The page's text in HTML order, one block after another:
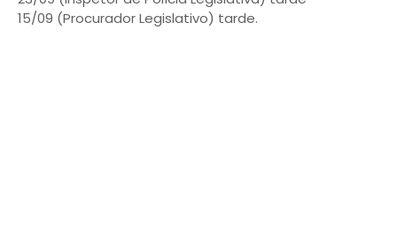
15/09 (Procurador Legislativo) tarde.